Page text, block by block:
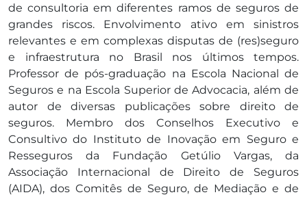
de consultoria em diferentes ramos de seguros de
grandes riscos. Envolvimento ativo em sinistros
relevantes e em complexas disputas de (res)seguro
e infraestrutura no Brasil nos últimos tempos.
Professor de pós-graduação na Escola Nacional de
Seguros e na Escola Superior de Advocacia, além de
autor de diversas publicações sobre direito de
seguros. Membro dos Conselhos Executivo e
Consultivo do Instituto de Inovação em Seguro e
Resseguros da Fundação Getúlio Vargas, da
Associação Internacional de Direito de Seguros
(AIDA), dos Comitês de Seguro, de Mediação e de